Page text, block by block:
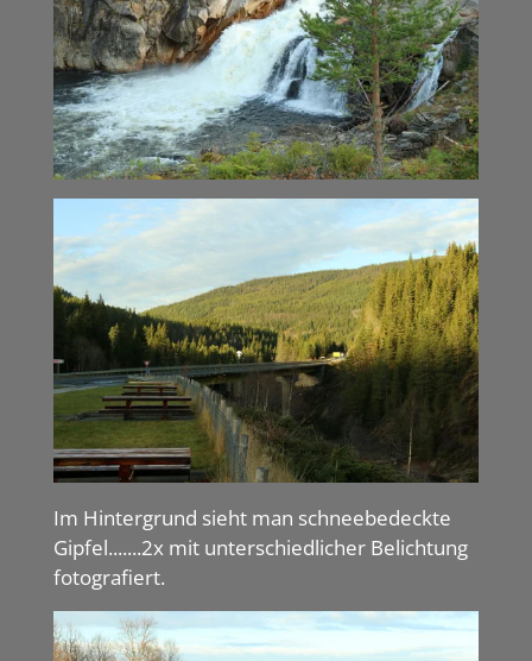
Im Hintergrund sieht man schneebedeckte
Gipfel.......2x mit unterschiedlicher Belichtung
fotografiert.